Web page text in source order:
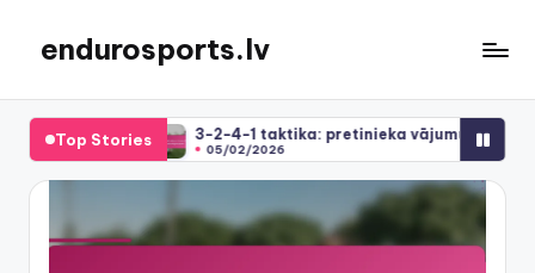
content
endurosports.lv
Top Stories
3-2-4-1 taktika: pretinieka vājumu izmantošana, spēles
05/02/2026